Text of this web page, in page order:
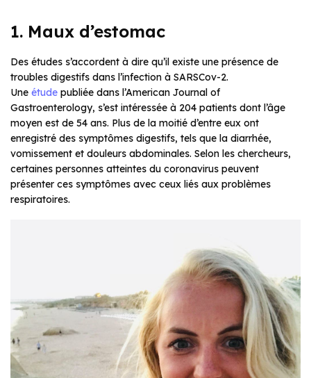
1. Maux d’estomac
Des études s’accordent à dire qu’il existe une présence de
troubles digestifs dans l’infection à SARSCov-2.
Une étude publiée dans l’American Journal of
Gastroenterology, s’est intéressée à 204 patients dont l’âge
moyen est de 54 ans. Plus de la moitié d’entre eux ont
enregistré des symptômes digestifs, tels que la diarrhée,
vomissement et douleurs abdominales. Selon les chercheurs,
certaines personnes atteintes du coronavirus peuvent
présenter ces symptômes avec ceux liés aux problèmes
respiratoires.